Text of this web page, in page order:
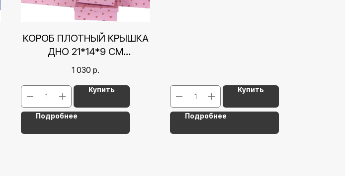
КОРОБ ПЛОТНЫЙ КРЫШКА
ДНО 21*14*9 СМ
СЕРДЕЧКИ, РОЗОВЫЙ
1 030 р.
Купить
Подробнее
Купить
Подробнее